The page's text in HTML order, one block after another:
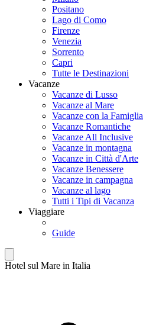
Positano
Lago di Como
Firenze
Venezia
Sorrento
Capri
Tutte le Destinazioni
Vacanze
Vacanze di Lusso
Vacanze al Mare
Vacanze con la Famiglia
Vacanze Romantiche
Vacanze All Inclusive
Vacanze in montagna
Vacanze in Città d'Arte
Vacanze Benessere
Vacanze in campagna
Vacanze al lago
Tutti i Tipi di Vacanza
Viaggiare
Guide
Hotel sul Mare in Italia